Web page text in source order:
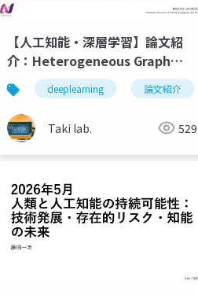
【人工知能・深層学習】論文紹
介：Heterogeneous Graph
Transfer Learning for Cross-
Domain Sequential
Recommendation
deeplearning 論文紹介
Taki lab. 529